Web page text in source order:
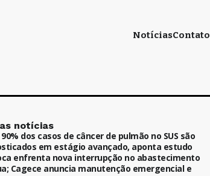
NotíciasContato
notícias
dos casos de câncer de pulmão no SUS são
em estágio avançado, aponta estudo
enfrenta nova interrupção no abastecimento
Cagece anuncia manutenção emergencial e